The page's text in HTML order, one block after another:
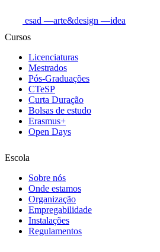
esad —arte&design —idea
Cursos
Licenciaturas
Mestrados
Pós-Graduações
CTeSP
Curta Duração
Bolsas de estudo
Erasmus+
Open Days
Escola
Sobre nós
Onde estamos
Organização
Empregabilidade
Instalações
Regulamentos